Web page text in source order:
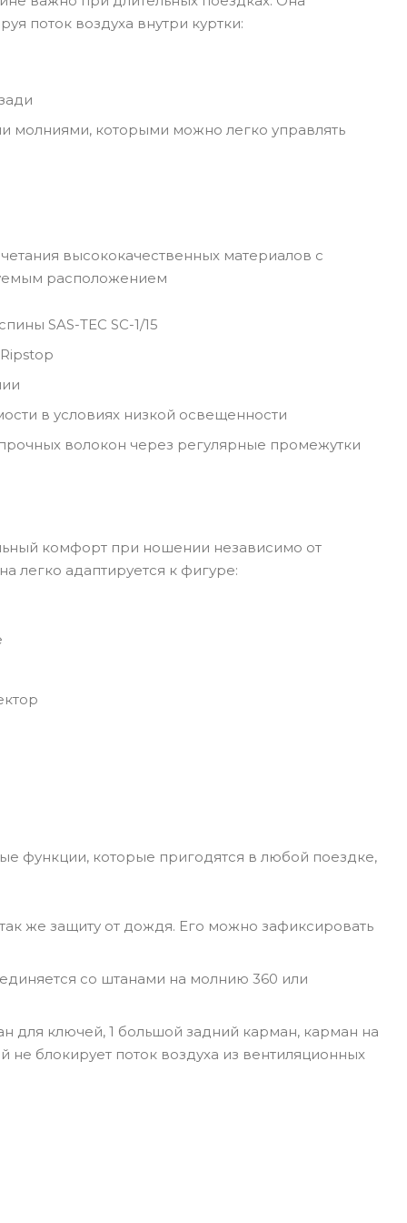
поток воздуха внутри куртки:
молниями, которыми можно легко управлять
высококачественных материалов с
расположением
SAS-TEC SC-1/15
в условиях низкой освещенности
волокон через регулярные промежутки
комфорт при ношении независимо от
легко адаптируется к фигуре:
функции, которые пригодятся в любой поездке,
же защиту от дождя. Его можно зафиксировать
со штанами на молнию 360 или
для ключей, 1 большой задний карман, карман на
блокирует поток воздуха из вентиляционных